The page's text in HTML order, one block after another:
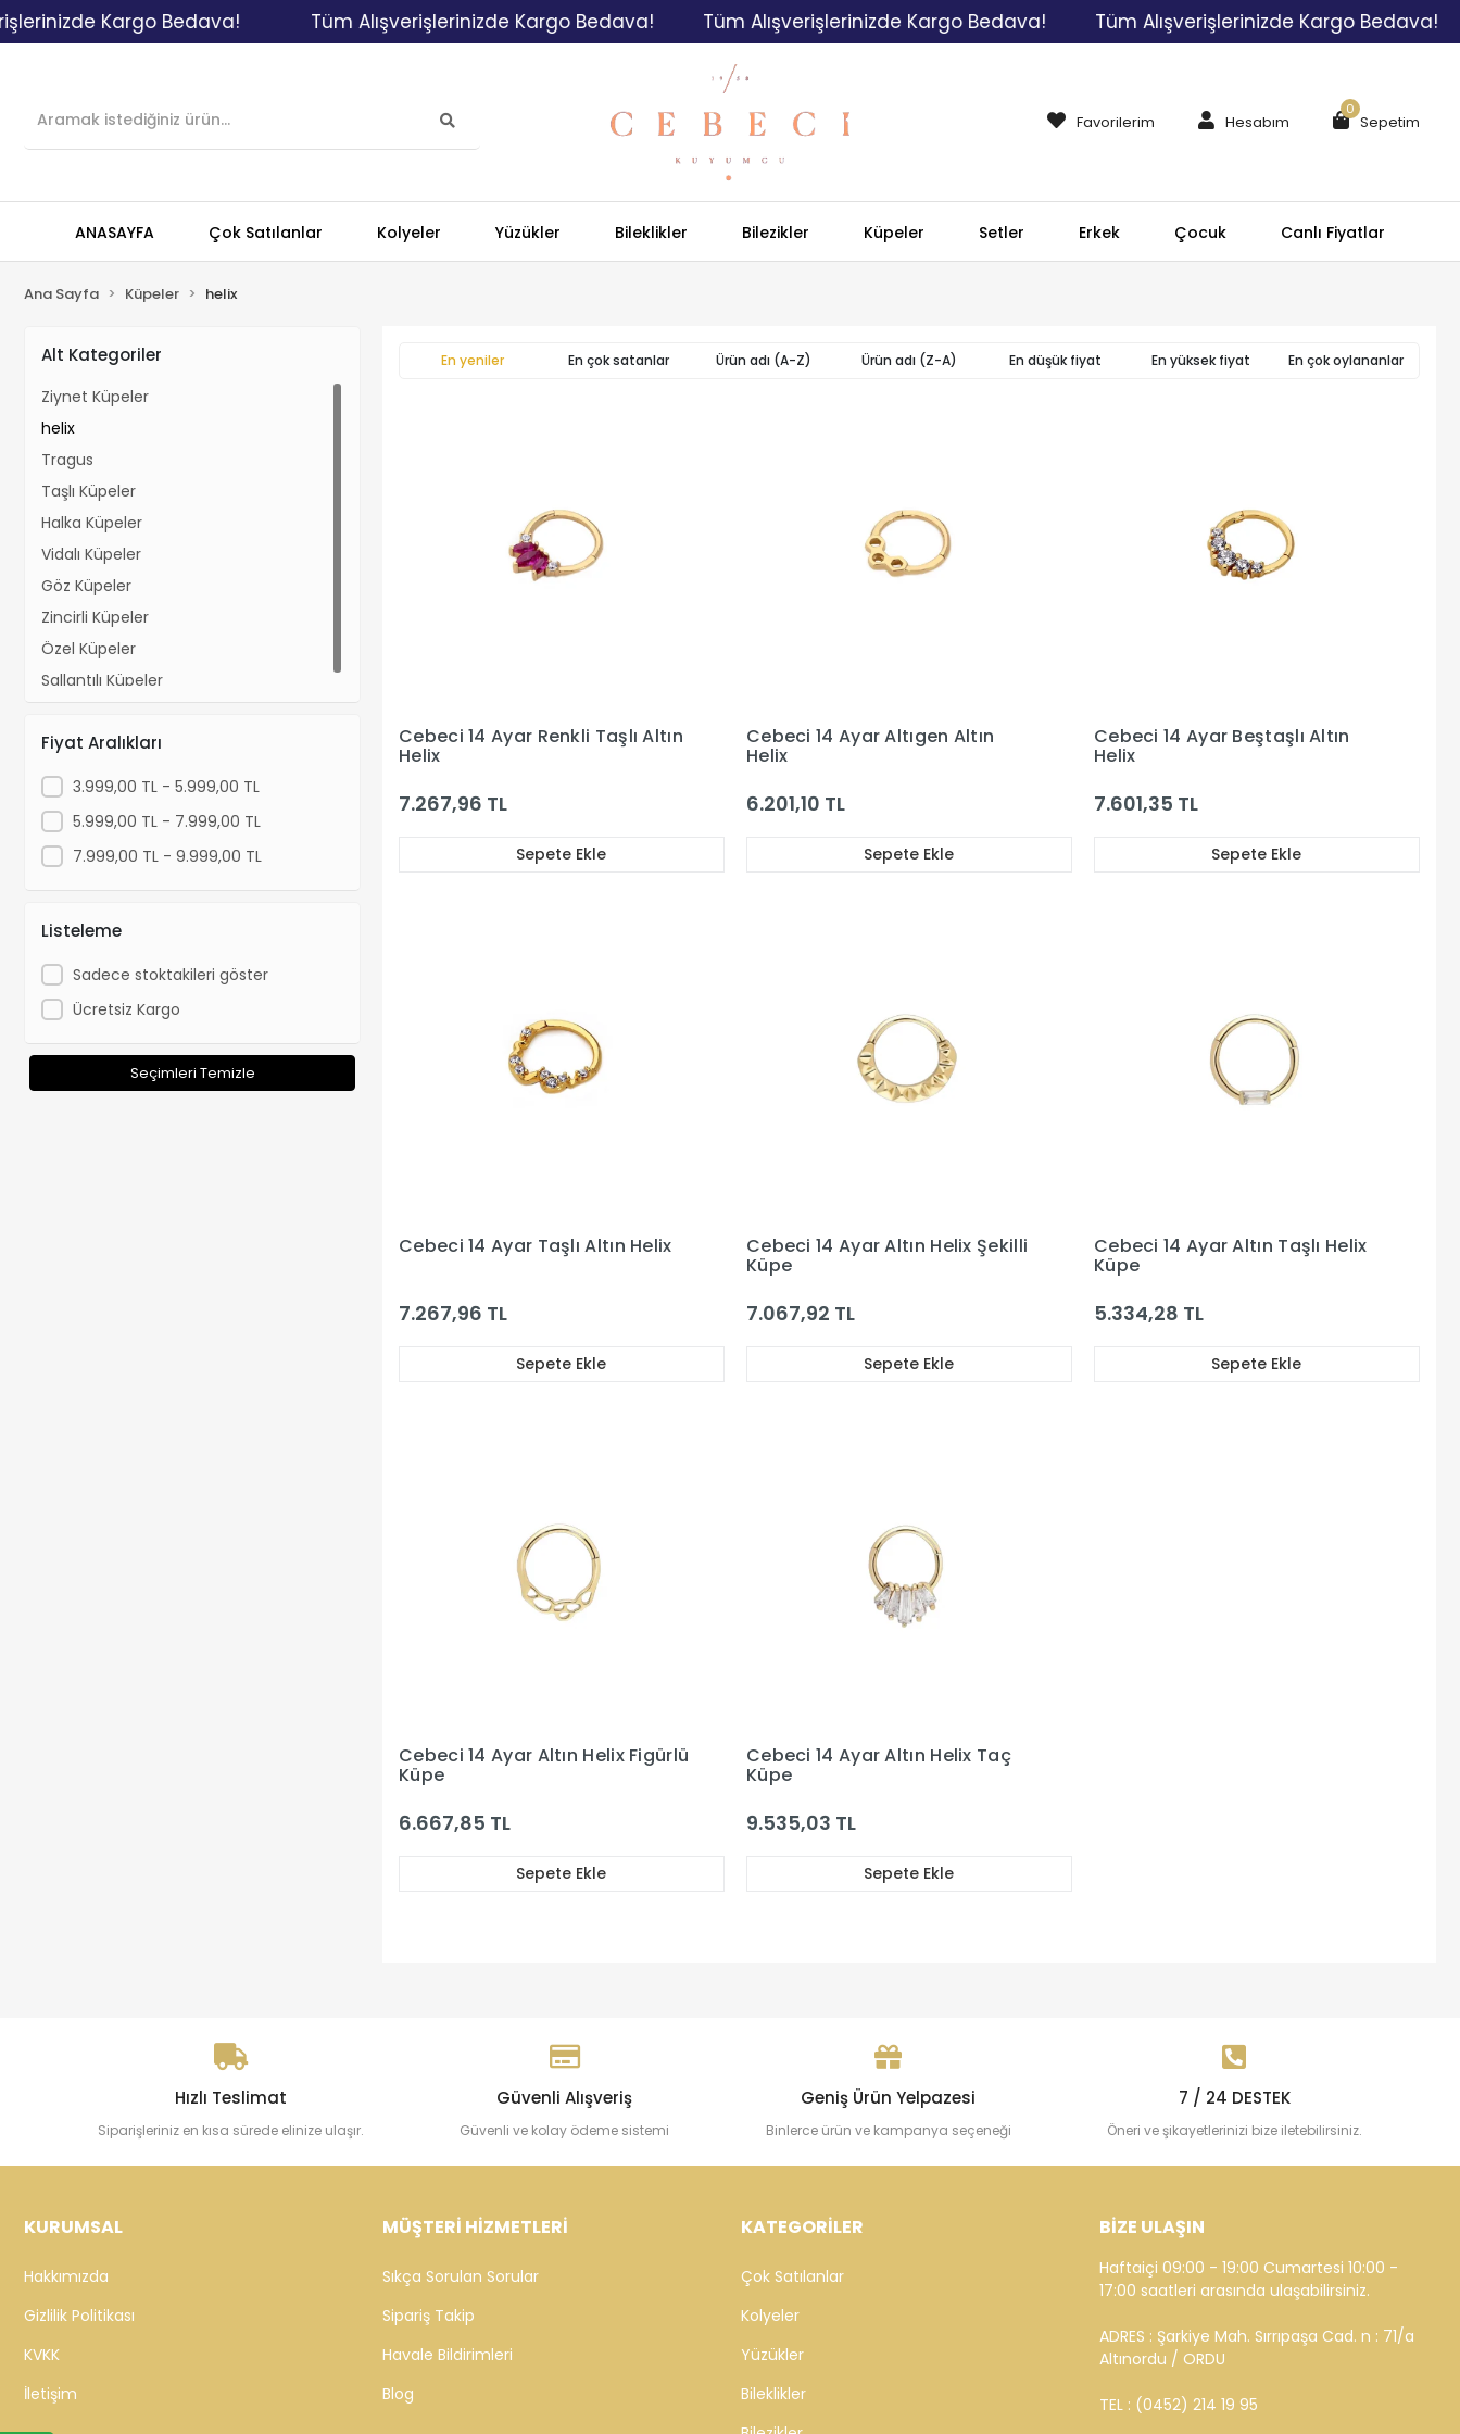
Kargo Bedava! Tüm Alışverişlerinizde Kargo Bedava! Tüm Alışverişlerinizde Kargo Bedava! Tüm Alışverişlerinizde Kargo Bedava!
Favorilerim Hesabım Sepetim
0
ANASAYFA Çok Satılanlar Kolyeler Yüzükler Bileklikler Bilezikler Küpeler Setler Erkek Çocuk Canlı Fiyatlar
Ana Sayfa Küpeler helix
Alt Kategoriler
Ziynet Küpeler
helix
Tragus
Taşlı Küpeler
Halka Küpeler
Vidalı Küpeler
Göz Küpeler
Zincirli Küpeler
Özel Küpeler
Sallantılı Küpeler
Fiyat Aralıkları
3.999,00 TL - 5.999,00 TL
5.999,00 TL - 7.999,00 TL
7.999,00 TL - 9.999,00 TL
Listeleme
Sadece stoktakileri göster
Ücretsiz Kargo
Seçimleri Temizle
En yeniler En çok satanlar Ürün adı (A-Z) Ürün adı (Z-A) En düşük fiyat En yüksek fiyat En çok oylananlar
Cebeci 14 Ayar Renkli Taşlı Altın
Helix
7.267,96 TL
Sepete Ekle
Cebeci 14 Ayar Altıgen Altın
Helix
6.201,10 TL
Sepete Ekle
Cebeci 14 Ayar Beştaşlı Altın
Helix
7.601,35 TL
Sepete Ekle
Cebeci 14 Ayar Taşlı Altın Helix
7.267,96 TL
Sepete Ekle
Cebeci 14 Ayar Altın Helix Şekilli
Küpe
7.067,92 TL
Sepete Ekle
Cebeci 14 Ayar Altın Taşlı Helix
Küpe
5.334,28 TL
Sepete Ekle
Cebeci 14 Ayar Altın Helix Figürlü
Küpe
6.667,85 TL
Sepete Ekle
Cebeci 14 Ayar Altın Helix Taç
Küpe
9.535,03 TL
Sepete Ekle
Hızlı Teslimat
Siparişleriniz en kısa sürede elinize ulaşır.
Güvenli Alışveriş
Güvenli ve kolay ödeme sistemi
Geniş Ürün Yelpazesi
Binlerce ürün ve kampanya seçeneği
7 / 24 DESTEK
Öneri ve şikayetlerinizi bize iletebilirsiniz.
KURUMSAL
Hakkımızda
Gizlilik Politikası
KVKK
İletişim
MÜŞTERİ HİZMETLERİ
Sıkça Sorulan Sorular
Sipariş Takip
Havale Bildirimleri
Blog
KATEGORİLER
Çok Satılanlar
Kolyeler
Yüzükler
Bileklikler
BİZE ULAŞIN
Haftaiçi 09:00 - 19:00 Cumartesi 10:00 -
17:00 saatleri arasında ulaşabilirsiniz.
ADRES : Şarkiye Mah. Sırrıpaşa Cad. n : 71/a
Altınordu / ORDU
TEL : (0452) 214 19 95